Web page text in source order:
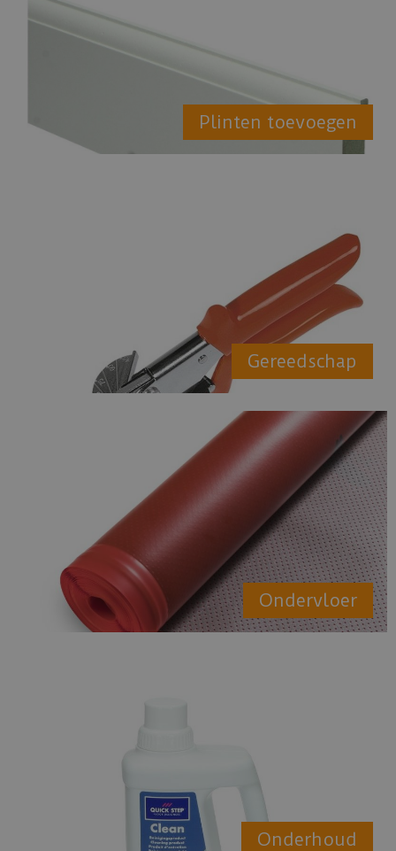
Plinten toevoegen
Gereedschap
Ondervloer
Onderhoud